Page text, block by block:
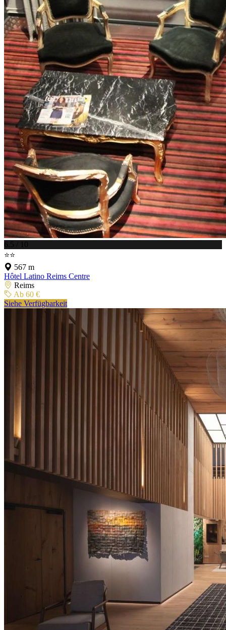
6.5 / 10
⭐⭐
567 m
Hôtel Latino Reims Centre
Reims
Ab 60 €
Siehe Verfügbarkeit